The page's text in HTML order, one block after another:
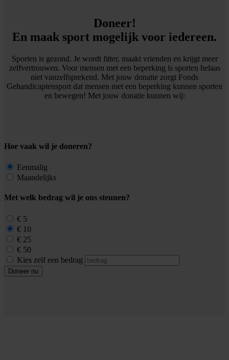
Doneer!
En maak sport mogelijk voor iedereen.
Sporten is gezond. Je wordt fitter, maakt vrienden en krijgt meer
zelfvertrouwen. Voor mensen met een beperking is sporten helaas
niet vanzelfsprekend. Met jouw donatie zorgt Fonds
Gehandicaptensport dat mensen met een beperking kunnen sporten
en bewegen! Met jouw donatie kunnen wij:
Hoe vaak wil je doneren?
Eenmalig
Maandelijks
Met welk bedrag wil je ons steunen?
€ 5
€ 10
€ 25
€ 50
Kies zelf een bedrag
Doneer nu